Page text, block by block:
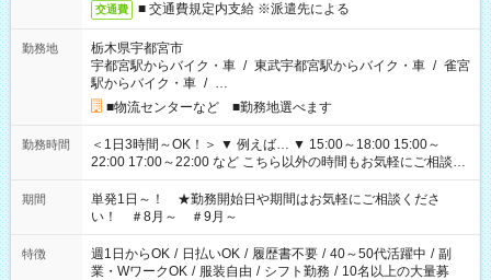
交通費 ■ 交通費規定内支給 ※派遣先による
勤務地
栃木県宇都宮市
宇都宮駅からバイク・車 / 東武宇都宮駅からバイク・車 / 雀宮
駅からバイク・車 / …
■物流センターなど ■勤務地選べます
勤務時間
＜1日3時間～OK！＞ ▼ 例えば… ▼ 15:00～18:00 15:00～
22:00 17:00～22:00 など こちら以外の時間もお気軽にご相談く
ださい！
期間
単発1日～！ ★勤務開始日や期間はお気軽にご相談くださ
い！ ＃8月～ ＃9月～
特徴 週1日からOK / 日払いOK / 履歴書不要 / 40～50代活躍中 / 副
業・WワークOK / 服装自由 / シフト勤務 / 10名以上の大量募